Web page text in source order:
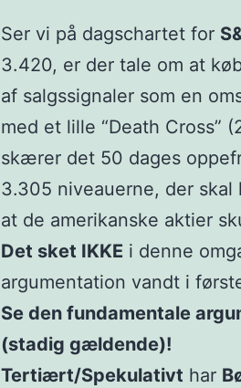
Ser vi på dagschartet for
3.420, er der tale om at
af salgssignaler som en
med et lille “Death Cross”
skærer det 50 dages
3.305 niveauerne, der
at de amerikanske aktier
Det sket IKKE i denne
argumentation vandt i
Se den fundamentale
(stadig gældende)!
Tertiært/Spekulativt har